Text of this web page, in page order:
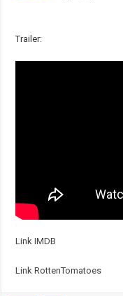
Trailer:
Link IMDB
Link RottenTomatoes